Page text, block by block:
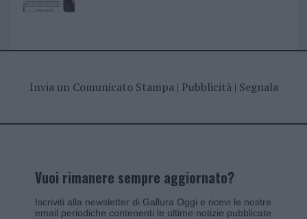
Invia un Comunicato Stampa| Pubblicità| Segnala
Vuoi rimanere sempre aggiornato?
Iscriviti alla newsletter di Gallura Oggi e ricevi le nostre
email periodiche contenenti le ultime notizie pubblicate